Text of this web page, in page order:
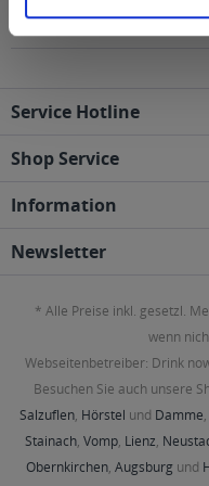
Gebieten geliefert
Service Hotline
Shop Service
Information
Newsletter
* Alle Preise inkl. gesetzl.
wenn
Webseitenbetreiber: Drink
Besuchen Sie auch unsere
Salzuflen, Hörstel und Damme,
Stainach, Vomp, Lienz,
Obernkirchen, Augsburg und